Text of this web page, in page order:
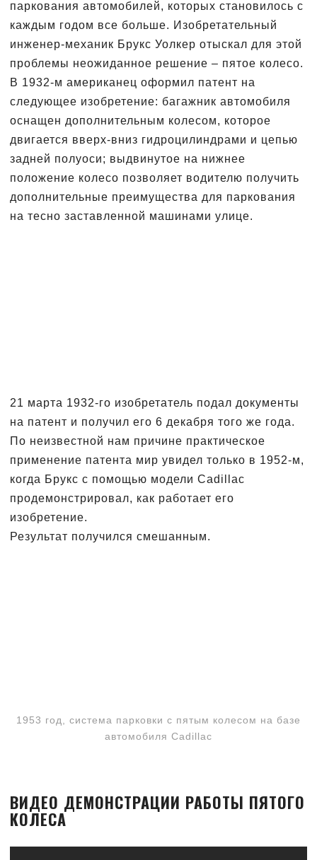
паркования автомобилей, которых становилось с
каждым годом все больше. Изобретательный
инженер-механик Брукс Уолкер отыскал для этой
проблемы неожиданное решение – пятое колесо.
В 1932-м американец оформил патент на
следующее изобретение: багажник автомобиля
оснащен дополнительным колесом, которое
двигается вверх-вниз гидроцилиндрами и цепью
задней полуоси; выдвинутое на нижнее
положение колесо позволяет водителю получить
дополнительные преимущества для паркования
на тесно заставленной машинами улице.
21 марта 1932-го изобретатель подал документы
на патент и получил его 6 декабря того же года.
По неизвестной нам причине практическое
применение патента мир увидел только в 1952-м,
когда Брукс с помощью модели Cadillac
продемонстрировал, как работает его
изобретение.
Результат получился смешанным.
1953 год, система парковки с пятым колесом на базе
автомобиля Cadillac
ВИДЕО ДЕМОНСТРАЦИИ РАБОТЫ ПЯТОГО
КОЛЕСА